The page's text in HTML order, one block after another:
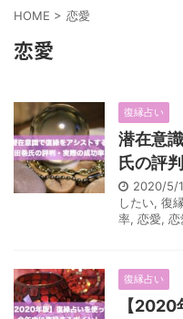
HOME > 恋愛
恋愛
復縁占い
潜在意
氏の評
2020/5/1
したい, 復
率, 恋愛, 恋
復縁占い
【